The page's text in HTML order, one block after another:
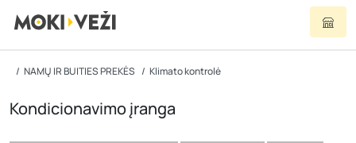
NAMŲ IR BUITIES PREKĖS Klimato kontrolė
Kondicionavimo įranga